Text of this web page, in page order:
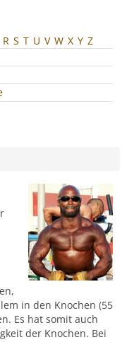
R S T U V W X Y Z
in den Knochen (55
Es hat somit auch
der Knochen. Bei